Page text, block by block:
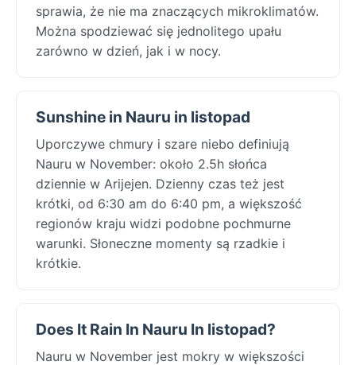
sprawia, że nie ma znaczących mikroklimatów.
Można spodziewać się jednolitego upału
zarówno w dzień, jak i w nocy.
Sunshine in Nauru in listopad
Uporczywe chmury i szare niebo definiują
Nauru w November: około 2.5h słońca
dziennie w Arijejen. Dzienny czas też jest
krótki, od 6:30 am do 6:40 pm, a większość
regionów kraju widzi podobne pochmurne
warunki. Słoneczne momenty są rzadkie i
krótkie.
Does It Rain In Nauru In listopad?
Nauru w November jest mokry w większości